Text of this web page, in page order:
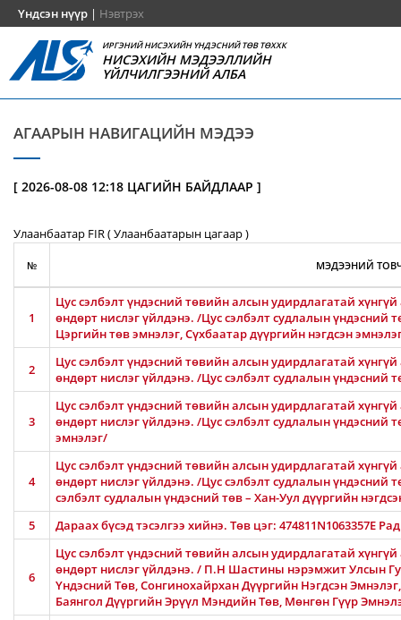
Үндсэн нүүр | Нэвтрэх
ИРГЭНИЙ НИСЭХИЙН ҮНДЭСНИЙ ТӨВ ТӨХХК
НИСЭХИЙН МЭДЭЭЛЛИЙН
ҮЙЛЧИЛГЭЭНИЙ АЛБА
АГААРЫН НАВИГАЦИЙН МЭДЭЭ
[ 2026-08-08 12:18 ЦАГИЙН БАЙДЛААР ]
Улаанбаатар FIR ( Улаанбаатарын цагаар )
№ МЭДЭЭНИЙ
1
Цус сэлбэлт үндэсний төвийн алсын удирдлагатай
өндөрт нислэг үйлдэнэ. /Цус сэлбэлт судлалын үндэсний
Цэргийн төв эмнэлэг, Сүхбаатар дүүргийн нэгдсэн
2
Цус сэлбэлт үндэсний төвийн алсын удирдлагатай
өндөрт нислэг үйлдэнэ. /Цус сэлбэлт судлалын үндэсний
3
Цус сэлбэлт үндэсний төвийн алсын удирдлагатай
өндөрт нислэг үйлдэнэ. /Цус сэлбэлт судлалын
эмнэлэг/
4
Цус сэлбэлт үндэсний төвийн алсын удирдлагатай
өндөрт нислэг үйлдэнэ. /Цус сэлбэлт судлалын үндэсний
сэлбэлт судлалын үндэсний төв – Хан-Уул дүүргийн
5
Дараах бүсэд тэсэлгээ хийнэ. Төв цэг: 474811N1063357E
6
Цус сэлбэлт үндэсний төвийн алсын удирдлагатай
өндөрт нислэг үйлдэнэ. / П.Н Шастины нэрэмжит Улсын
Үндэсний Төв, Сонгинохайрхан Дүүргийн Нэгдсэн
Баянгол Дүүргийн Эрүүл Мэндийн Төв, Мөнгөн Гүүр